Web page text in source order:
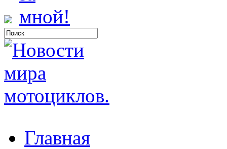
Главная